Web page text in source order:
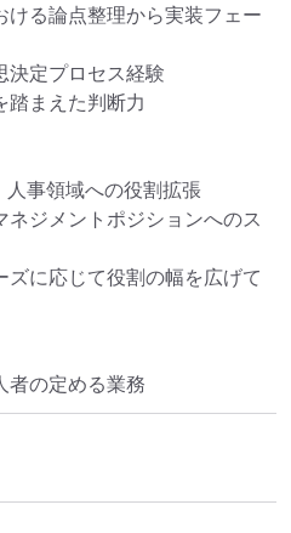
る論点整理から実装フェー
定プロセス経験
まえた判断力
事領域への役割拡張
ジメントポジションへのス
に応じて役割の幅を広げて
の定める業務